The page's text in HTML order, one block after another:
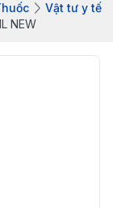
Vật tư y tế
NEW